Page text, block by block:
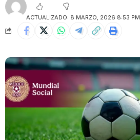
ACTUALIZADO: 8 MARZO, 2026 8:53 PM